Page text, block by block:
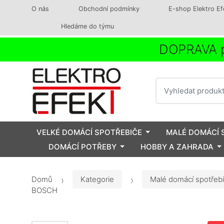
O nás Obchodní podmínky E-shop Elektro
Hledáme do týmu
VELKÉ DOMÁCÍ SPOTŘEBIČE
MALÉ DOMÁCÍ
DOMÁCÍ POTŘEBY
HOBBY A ZAHRADA
Domů Kategorie
Malé domácí
BOSCH